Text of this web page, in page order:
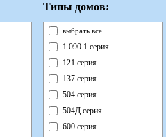
Типы домов:
выбрать все
1.090.1 серия
121 серия
137 серия
504 серия
504Д серия
600 серия